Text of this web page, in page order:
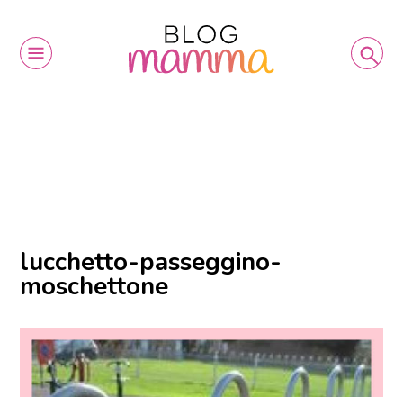
lucchetto-passeggino-
moschettone